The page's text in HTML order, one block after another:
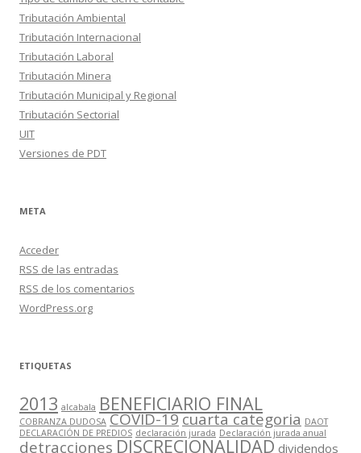
Tributación Ambiental
Tributación Internacional
Tributación Laboral
Tributación Minera
Tributación Municipal y Regional
Tributación Sectorial
UIT
Versiones de PDT
META
Acceder
RSS de las entradas
RSS de los comentarios
WordPress.org
ETIQUETAS
2013 alcabala BENEFICIARIO FINAL
COBRANZA DUDOSA COVID-19cuarta categoria DAOT
DECLARACIÓN DE PREDIOS declaración jurada Declaración jurada anual
detracciones DISCRECIONALIDAD dividendos